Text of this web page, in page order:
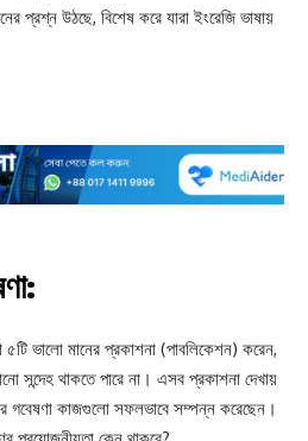
প্রশ্ন উঠছে, বিশেষ করে যারা ইংরেজি ভাষায়
ভালো মানের প্রকাশনা (পাবলিকেশন) করেন,
সন্দেহ থাকতে পারে না। এসব প্রকাশনা দেখায়
গবেষণা কাজগুলো সফলভাবে সম্পন্ন করেছেন।